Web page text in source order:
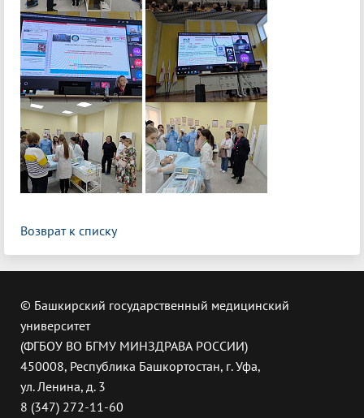
Возврат к списку
© Башкирский государственный медицинский
университет
(ФГБОУ ВО БГМУ МИНЗДРАВА РОССИИ)
450008, Республика Башкортостан, г. Уфа,
ул. Ленина, д. 3
8 (347) 272-11-60